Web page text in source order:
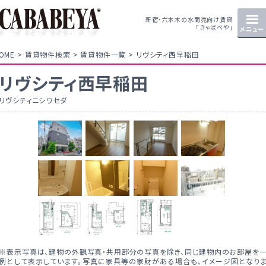
新宿・六本木の水商売向け賃貸
「きゃばべや」
メニュー
賃貸物件検索 賃貸物件一覧 リヴシティ西早稲田
ヴシティ西早稲田
ヴシティニシワセダ
表示写真は、建物の外観写真・共用部分の写真を除き、同じ建物内のお部屋を
として表示しています。写真に家具等の家財がある場合も、イメージ図となり